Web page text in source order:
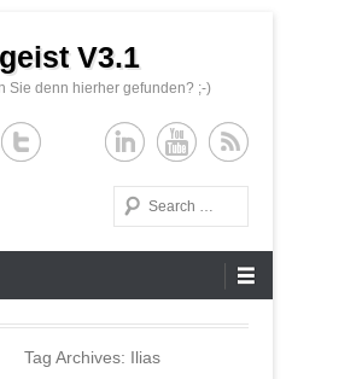
V3.1
Sie denn hierher gefunden? ;-)
Search
Tag Archives: Ilias